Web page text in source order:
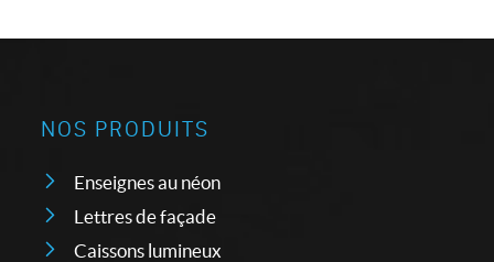
NOS PRODUITS
Enseignes au néon
Lettres de façade
Caissons lumineux